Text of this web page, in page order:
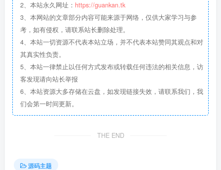
2、本站永久网址： https://guankan.tk
3、本网站的文章部分内容可能来源于网络，仅供大家学习与参
考，如有侵权，请联系站长删除处理。
4、本站一切资源不代表本站立场，并不代表本站赞同其观点和对
其真实性负责。
5、本站一律禁止以任何方式发布或转载任何违法的相关信息，访
客发现请向站长举报
6、本站资源大多存储在云盘，如发现链接失效，请联系我们，我
们会第一时间更新。
THE END
源码主题